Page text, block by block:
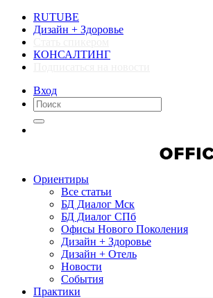
RUTUBE
Дизайн + Здоровье
КОНСАЛТИНГ
Вход
Ориентиры
Все статьи
БД Диалог Мск
БД Диалог СПб
Офисы Нового Поколения
Дизайн + Здоровье
Дизайн + Отель
Новости
События
Практики